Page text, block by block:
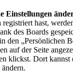
Einstellungen
registriert hast,
des Boards
den „Persönlichen
auf der Seite
klickst. Dort kannst